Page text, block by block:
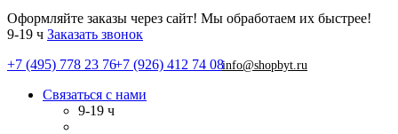
Оформляйте заказы через сайт! Мы обработаем их быстрее!
9-19 ч Заказать звонок
+7 (495) 778 23 76+7 (926) 412 74 08info@shopbyt.ru
Связаться с нами
9-19 ч